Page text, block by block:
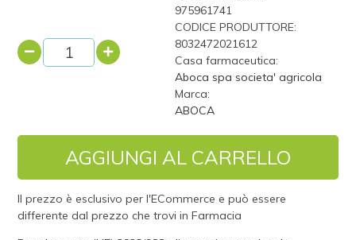
975961741
CODICE PRODUTTORE:
8032472021612
Casa farmaceutica:
Aboca spa societa' agricola
Marca:
ABOCA
AGGIUNGI AL CARRELLO
Il prezzo è esclusivo per l'ECommerce e può essere
differente dal prezzo che trovi in Farmacia